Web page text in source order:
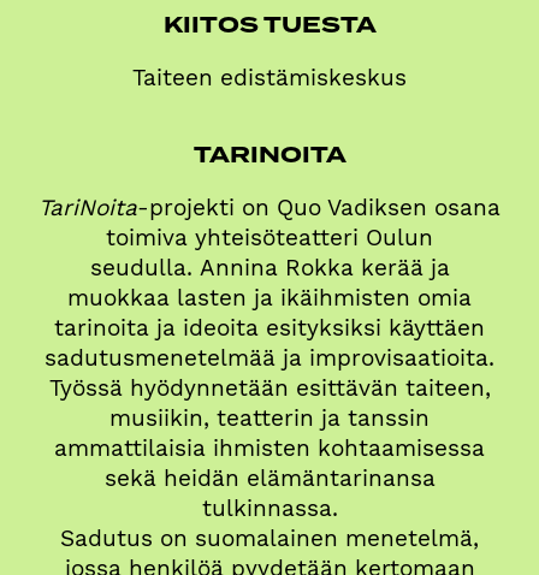
KIITOS TUESTA
Taiteen edistämiskeskus
TARINOITA
TariNoita-projekti on Quo Vadiksen osana
toimiva yhteisöteatteri Oulun
seudulla. Annina Rokka kerää ja
muokkaa lasten ja ikäihmisten omia
tarinoita ja ideoita esityksiksi käyttäen
sadutusmenetelmää ja improvisaatioita.
Työssä hyödynnetään esittävän taiteen,
musiikin, teatterin ja tanssin
ammattilaisia ihmisten kohtaamisessa
sekä heidän elämäntarinansa
tulkinnassa.
Sadutus on suomalainen menetelmä,
jossa henkilöä pyydetään kertomaan